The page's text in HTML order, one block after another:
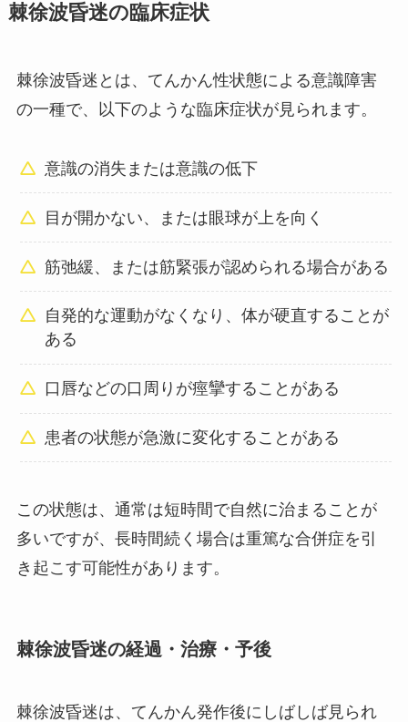
棘徐波昏迷の臨床症状
棘徐波昏迷とは、てんかん性状態による意識障害
の一種で、以下のような臨床症状が見られます。
意識の消失または意識の低下
目が開かない、または眼球が上を向く
筋弛緩、または筋緊張が認められる場合がある
自発的な運動がなくなり、体が硬直することが
ある
口唇などの口周りが痙攣することがある
患者の状態が急激に変化することがある
この状態は、通常は短時間で自然に治まることが
多いですが、長時間続く場合は重篤な合併症を引
き起こす可能性があります。
棘徐波昏迷の経過・治療・予後
棘徐波昏迷は、てんかん発作後にしばしば見られ